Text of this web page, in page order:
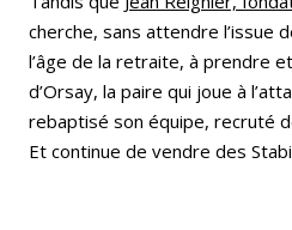
cherche, sans attendre l’issue
l’âge de la retraite, à prendre
d’Orsay, la paire qui joue à
rebaptisé son équipe, recruté
Et continue de vendre des